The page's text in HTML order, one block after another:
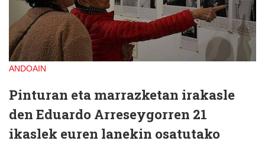
ANDOAIN
Pinturan eta marrazketan irakasle
den Eduardo Arreseygorren 21
ikaslek euren lanekin osatutako